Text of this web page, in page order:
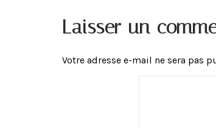
Laisser un
Votre adresse e-mail ne sera pas